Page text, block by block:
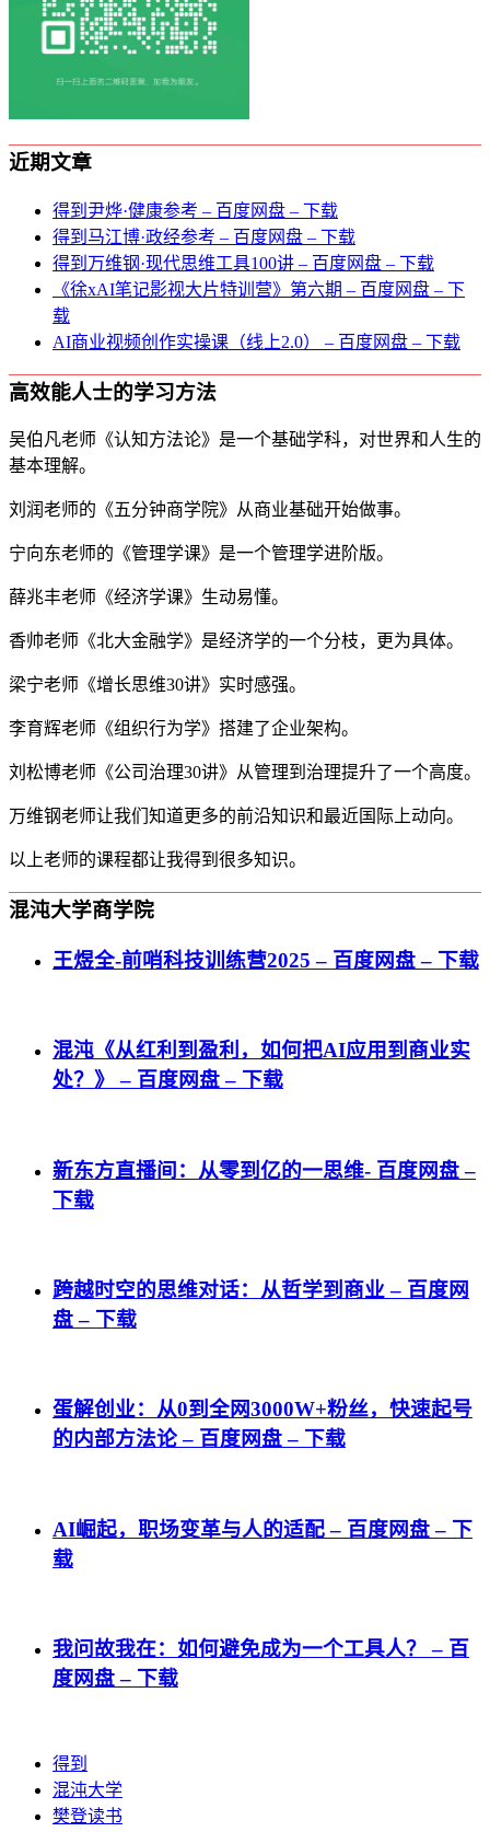
近期文章
得到尹烨·健康参考 – 百度网盘 – 下载
得到马江博·政经参考 – 百度网盘 – 下载
得到万维钢·现代思维⼯具100讲 – 百度网盘 – 下载
《徐xAI笔记影视大片特训营》第六期 – 百度网盘 – 下
载
AI商业视频创作实操课（线上2.0） – 百度网盘 – 下载
高效能人士的学习方法
吴伯凡老师《认知方法论》是一个基础学科，对世界和人生的
基本理解。
刘润老师的《五分钟商学院》从商业基础开始做事。
宁向东老师的《管理学课》是一个管理学进阶版。
薛兆丰老师《经济学课》生动易懂。
香帅老师《北大金融学》是经济学的一个分枝，更为具体。
梁宁老师《增长思维30讲》实时感强。
李育辉老师《组织行为学》搭建了企业架构。
刘松博老师《公司治理30讲》从管理到治理提升了一个高度。
万维钢老师让我们知道更多的前沿知识和最近国际上动向。
以上老师的课程都让我得到很多知识。
混沌大学商学院
王煜全-前哨科技训练营2025 – 百度网盘 – 下载
混沌《从红利到盈利，如何把AI应用到商业实
处？》 – 百度网盘 – 下载
新东方直播间：从零到亿的一思维- 百度网盘 –
下载
跨越时空的思维对话：从哲学到商业 – 百度网
盘 – 下载
蛋解创业：从0到全网3000W+粉丝，快速起号
的内部方法论 – 百度网盘 – 下载
AI崛起，职场变革与人的适配 – 百度网盘 – 下
载
我问故我在：如何避免成为一个工具人？ – 百
度网盘 – 下载
得到
混沌大学
樊登读书